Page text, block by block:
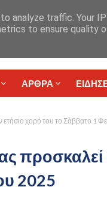
ΑΡΘΡΑ
χορό του το Σάββατο 1
προσκαλεί
2025
analyze traffic. Your
to ensure quality